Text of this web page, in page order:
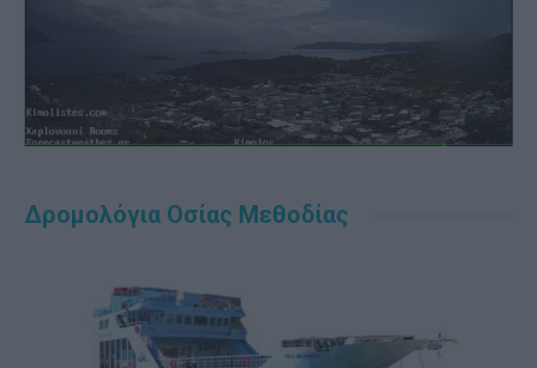
Δρομολόγια Οσίας Μεθοδίας